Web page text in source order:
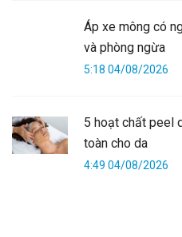
Áp xe mông có
và phòng ngừa
5:18 04/08/2026
5 hoạt chất peel
toàn cho da
4:49 04/08/2026